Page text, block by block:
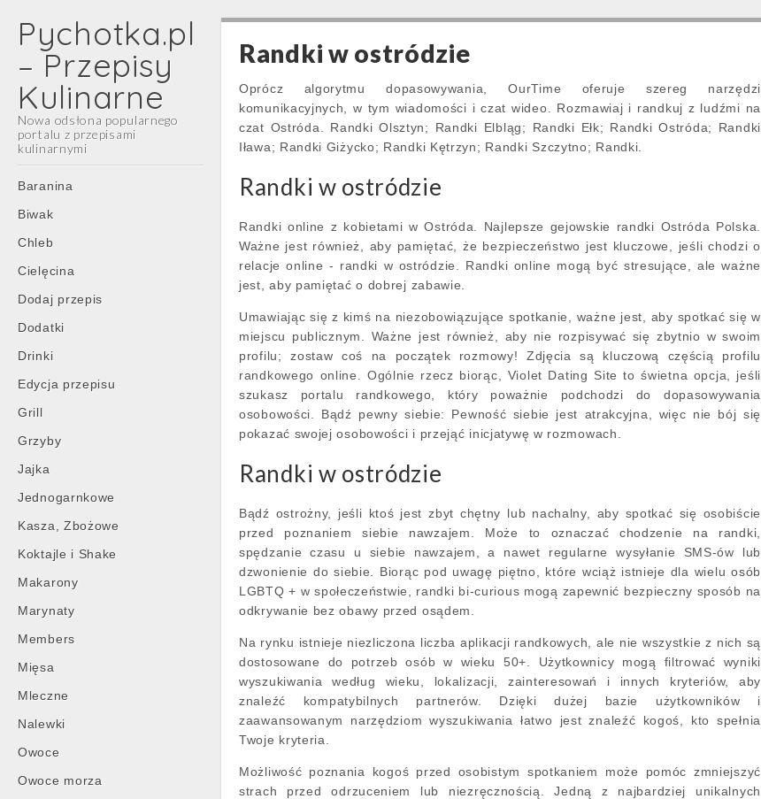
Pychotka.pl
– Przepisy
Kulinarne
Nowa odsłona popularnego
portalu z przepisami
kulinarnymi
Main
menu
Skip
content
Baranina
Biwak
Chleb
Cielęcina
Dodaj przepis
Dodatki
Drinki
Edycja przepisu
Grill
Grzyby
Jajka
Jednogarnkowe
Kasza, Zbożowe
Koktajle i Shake
Makarony
Marynaty
Members
Mięsa
Mleczne
Nalewki
Owoce
Owoce morza
Randki w ostródzie
Oprócz algorytmu dopasowywania, OurTime oferuje szereg narzędzi
komunikacyjnych, w tym wiadomości i czat wideo. Rozmawiaj i randkuj z ludźmi na
czat Ostróda. Randki Olsztyn; Randki Elbląg; Randki Ełk; Randki Ostróda; Randki
Iława; Randki Giżycko; Randki Kętrzyn; Randki Szczytno; Randki.
Randki w ostródzie
Randki online z kobietami w Ostróda. Najlepsze gejowskie randki Ostróda Polska.
Ważne jest również, aby pamiętać, że bezpieczeństwo jest kluczowe, jeśli chodzi o
relacje online - randki w ostródzie. Randki online mogą być stresujące, ale ważne
jest, aby pamiętać o dobrej zabawie.
Umawiając się z kimś na niezobowiązujące spotkanie, ważne jest, aby spotkać się w
miejscu publicznym. Ważne jest również, aby nie rozpisywać się zbytnio w swoim
profilu; zostaw coś na początek rozmowy! Zdjęcia są kluczową częścią profilu
randkowego online. Ogólnie rzecz biorąc, Violet Dating Site to świetna opcja, jeśli
szukasz portalu randkowego, który poważnie podchodzi do dopasowywania
osobowości. Bądź pewny siebie: Pewność siebie jest atrakcyjna, więc nie bój się
pokazać swojej osobowości i przejąć inicjatywę w rozmowach.
Randki w ostródzie
Bądź ostrożny, jeśli ktoś jest zbyt chętny lub nachalny, aby spotkać się osobiście
przed poznaniem siebie nawzajem. Może to oznaczać chodzenie na randki,
spędzanie czasu u siebie nawzajem, a nawet regularne wysyłanie SMS-ów lub
dzwonienie do siebie. Biorąc pod uwagę piętno, które wciąż istnieje dla wielu osób
LGBTQ + w społeczeństwie, randki bi-curious mogą zapewnić bezpieczny sposób na
odkrywanie bez obawy przed osądem.
Na rynku istnieje niezliczona liczba aplikacji randkowych, ale nie wszystkie z nich są
dostosowane do potrzeb osób w wieku 50+. Użytkownicy mogą filtrować wyniki
wyszukiwania według wieku, lokalizacji, zainteresowań i innych kryteriów, aby
znaleźć kompatybilnych partnerów. Dzięki dużej bazie użytkowników i
zaawansowanym narzędziom wyszukiwania łatwo jest znaleźć kogoś, kto spełnia
Twoje kryteria.
Możliwość poznania kogoś przed osobistym spotkaniem może pomóc zmniejszyć
strach przed odrzuceniem lub niezręcznością. Jedną z najbardziej unikalnych